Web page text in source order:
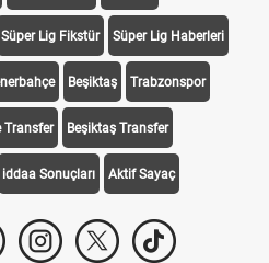
Süper Lig Fikstür Süper Lig Haberleri
Beşiktaş Trabzonspor
Transfer Beşiktaş Transfer
iddaa Sonuçları Aktif Sayaç